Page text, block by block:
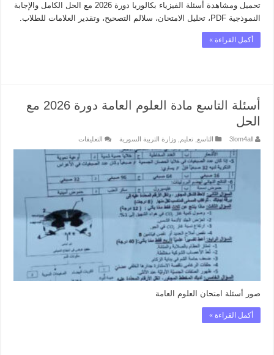
تحميل ومشاهدة أسئلة الفيزياء بكالوريا دورة 2026 مع الحل الكامل والإجابة
النموذجية PDF، تحليل الامتحان، سلالم التصحيح، وتقدير العلامات للطلاب.
أكمل القراءة »
أسئلة التاسع مادة العلوم العامة دورة 2026 مع
الحل
3lom4all التاسع ,تعليم ,وزارة التربية السورية التعليقات
التاسع
مادة
العامة
2026
مع
الحل
مغلقة
صور أسئلة امتحان العلوم العامة
أكمل القراءة »